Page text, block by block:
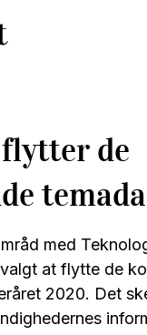
de
med
at flytte de
2020. Det